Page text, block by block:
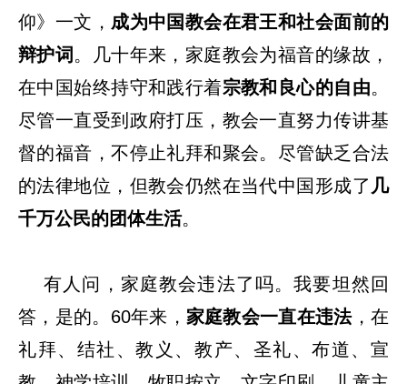
仰》一文， 成为中国教会在君王和社会面前的
辩护词 。几十年来，家庭教会为福音的缘故，
在中国始终持守和践行着宗教和良心的自由。
尽管一直受到政府打压，教会一直努力传讲基
督的福音，不停止礼拜和聚会。尽管缺乏合法
的法律地位，但教会仍然在当代中国形成了 几
千万公民的团体生活。
有人问，家庭教会违法了吗。我要坦然回
答，是的。60年来， 家庭教会一直在违法，在
礼拜、结社、教义、教产、圣礼、布道、宣